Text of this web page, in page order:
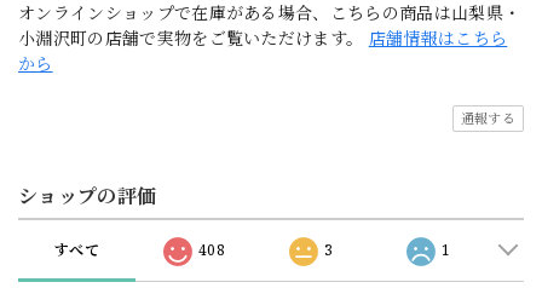
オンラインショップで在庫がある場合、こちらの商品は山梨県・
小淵沢町の店舗で実物をご覧いただけます。 店舗情報はこちら
から
通報する
ショップの評価
すべて 408 3 1